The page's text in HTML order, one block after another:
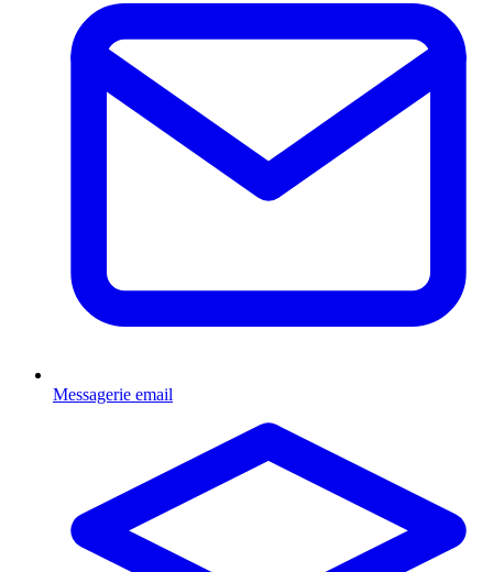
Messagerie email